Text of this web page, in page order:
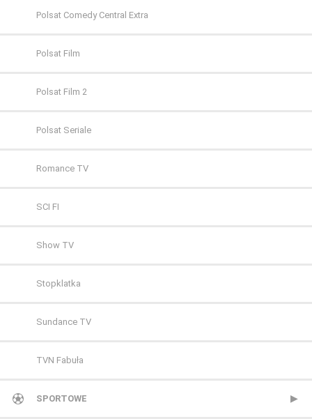
Polsat Comedy Central Extra
Polsat Film
Polsat Film 2
Polsat Seriale
Romance TV
SCI FI
Show TV
Stopklatka
Sundance TV
TVN Fabuła
TVP Seriale
SPORTOWE